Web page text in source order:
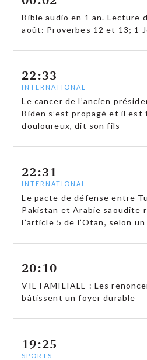
Bible audio en 1 an. Lecture
août: Proverbes 12 et 13; 1
22:33
INTERNATIONAL
Le cancer de l’ancien
Biden s’est propagé et il est
douloureux, dit son fils
22:31
INTERNATIONAL
Le pacte de défense entre
Pakistan et Arabie saoudite
l’article 5 de l’Otan, selon
20:10
VIE FAMILIALE : Les
bâtissent un foyer durable
19:25
SPORTS